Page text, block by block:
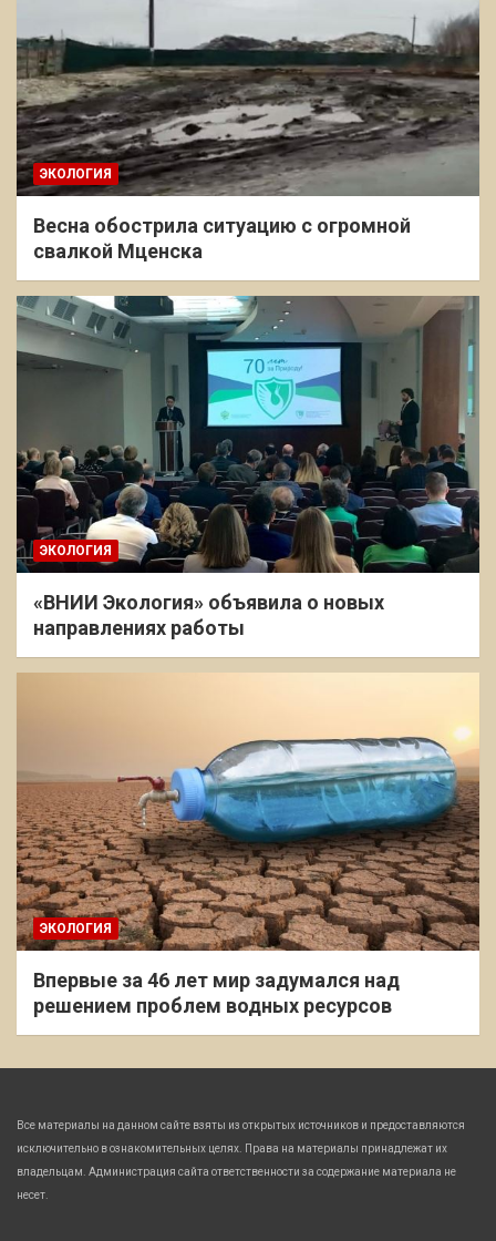
ЭКОЛОГИЯ
Весна обострила ситуацию с огромной
свалкой Мценска
ЭКОЛОГИЯ
«ВНИИ Экология» объявила о новых
направлениях работы
ЭКОЛОГИЯ
Впервые за 46 лет мир задумался над
решением проблем водных ресурсов
Все материалы на данном сайте взяты из открытых источников и предоставляются
исключительно в ознакомительных целях. Права на материалы принадлежат их
владельцам. Администрация сайта ответственности за содержание материала не
несет.